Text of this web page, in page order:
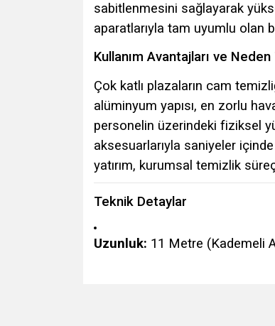
sabitlenmesini sağlayarak
aparatlarıyla tam uyumlu olan
Kullanım Avantajları ve
Çok katlı plazaların cam
alüminyum yapısı, en zorlu
personelin üzerindeki fiziksel
aksesuarlarıyla saniyeler
yatırım, kurumsal temizlik
Teknik Detaylar
Uzunluk: 11 Metre (Kademeli